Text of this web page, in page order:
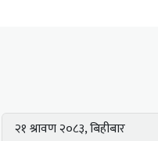
२१ श्रावण २०८३, बिहीबार